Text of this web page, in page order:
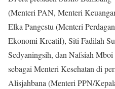
(Menteri PAN, Menteri
Elka Pangestu (Menteri
Ekonomi Kreatif), Siti Fadilah
Sedyaningsih, dan Nafsiah
sebagai Menteri Kesehatan di
Alisjahbana (Menteri PPN/